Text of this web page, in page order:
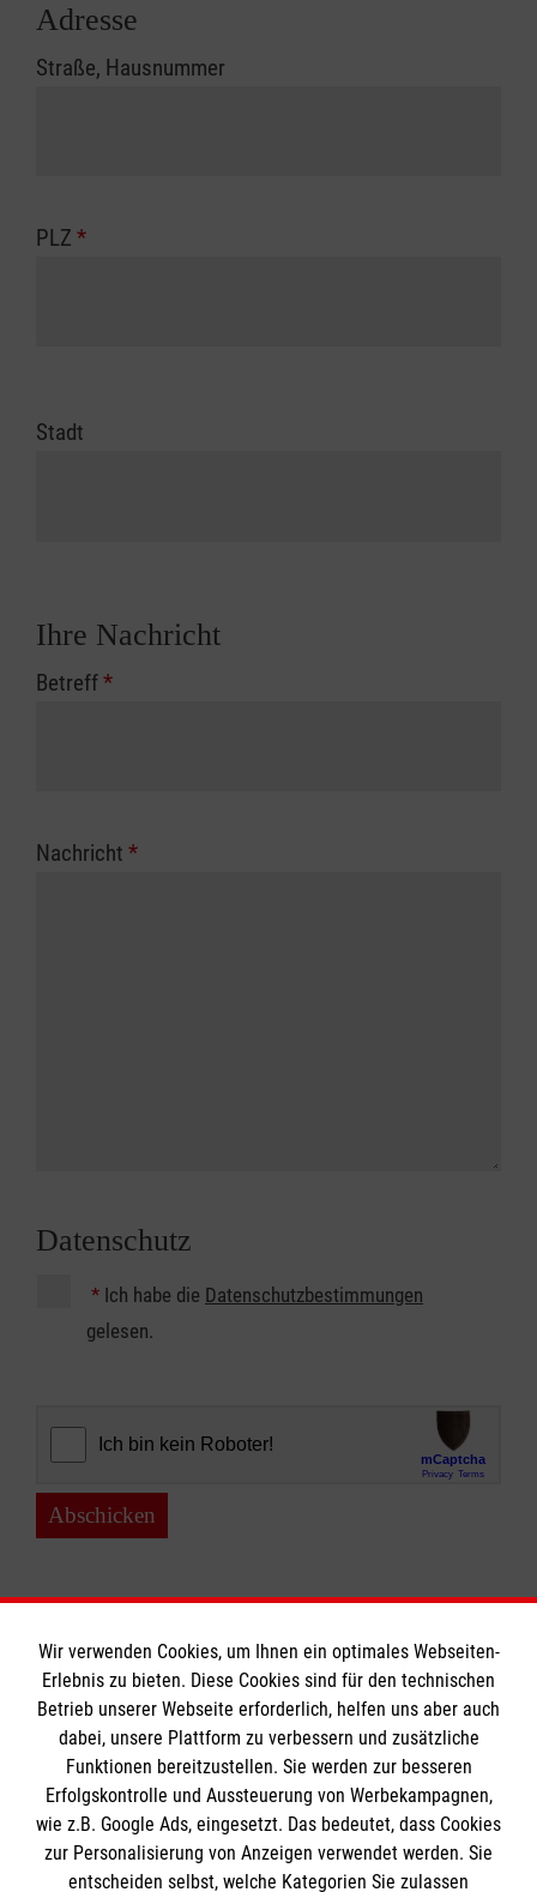
Adresse
Straße, Hausnummer
PLZ *
Stadt
Ihre Nachricht
Betreff*
Nachricht *
Datenschutz
* Ich habe die Datenschutzbestimmungen
gelesen.
Abschicken
Informationen
Impressum
Datenschutz
Barrierefreiheit
Die Malteser
Wir verwenden Cookies, um Ihnen ein optimales Webseiten-
Erlebnis zu bieten. Diese Cookies sind für den technischen
Betrieb unserer Webseite erforderlich, helfen uns aber auch
dabei, unsere Plattform zu verbessern und zusätzliche
Funktionen bereitzustellen. Sie werden zur besseren
Erfolgskontrolle und Aussteuerung von Werbekampagnen,
wie z.B. Google Ads, eingesetzt. Das bedeutet, dass Cookies
zur Personalisierung von Anzeigen verwendet werden. Sie
entscheiden selbst, welche Kategorien Sie zulassen